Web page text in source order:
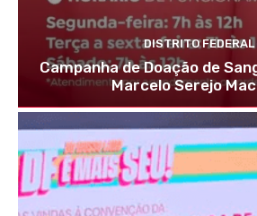
DISTRITO FEDERAL
Campanha de Doação de
Marcelo Serejo